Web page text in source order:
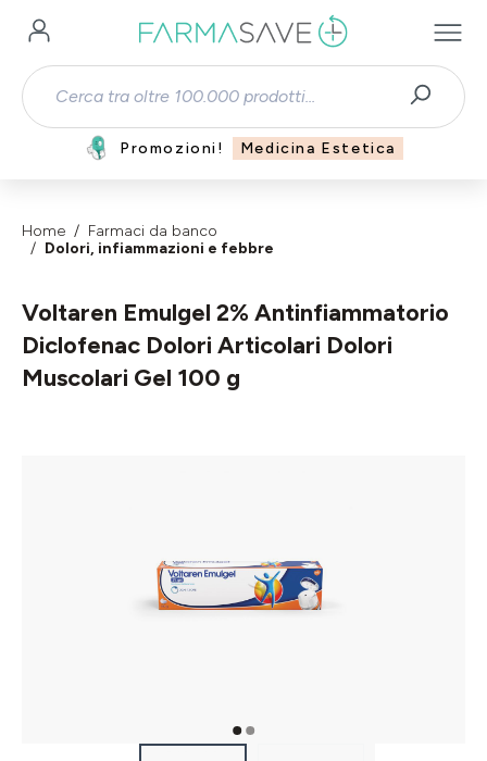
Passa al contenuto principale
Promozioni! Medicina Estetica
Home
Farmaci da banco
Dolori, infiammazioni e febbre
Voltaren Emulgel 2% Antinfiammatorio
Diclofenac Dolori Articolari Dolori
Muscolari Gel 100 g